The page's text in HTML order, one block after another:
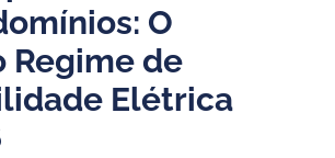
O
Regime de
Elétrica